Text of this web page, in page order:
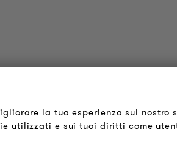
Termini & Condizioni
Informativa sulla Privacy
la tua esperienza sul nostro
utilizzati e sui tuoi diritti come